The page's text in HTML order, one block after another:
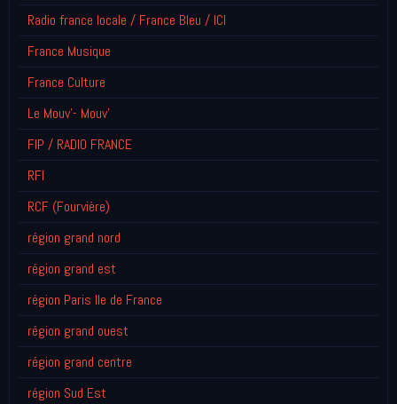
Radio france locale / France Bleu / ICI
France Musique
France Culture
Le Mouv'- Mouv'
FIP / RADIO FRANCE
RFI
RCF (Fourvière)
région grand nord
région grand est
région Paris Ile de France
région grand ouest
région grand centre
région Sud Est